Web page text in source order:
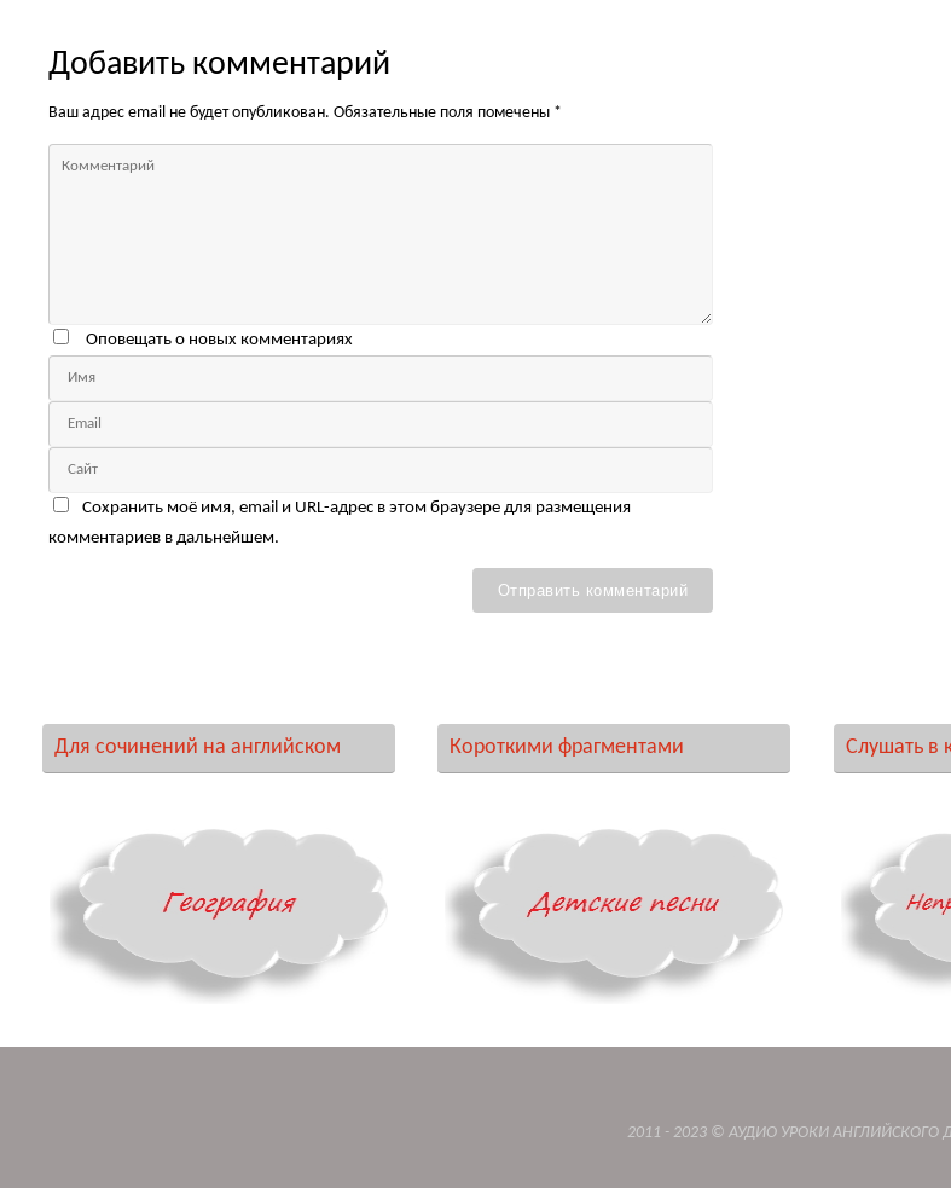
Добавить комментарий
Ваш адрес email не будет опубликован. Обязательные поля помечены *
Оповещать о новых комментариях
Сохранить моё имя, email и URL-адрес в этом браузере для размещения
комментариев в дальнейшем.
Для сочинений на английском Короткими фрагментами Слушать в
2011 - 2023 © АУДИО УРОКИ АНГЛИЙСКОГО